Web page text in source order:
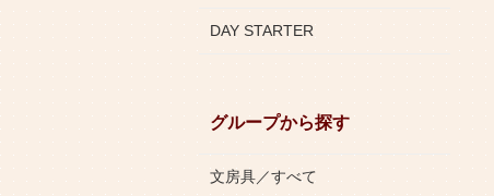
DAY STARTER
グループから探す
文房具／すべて